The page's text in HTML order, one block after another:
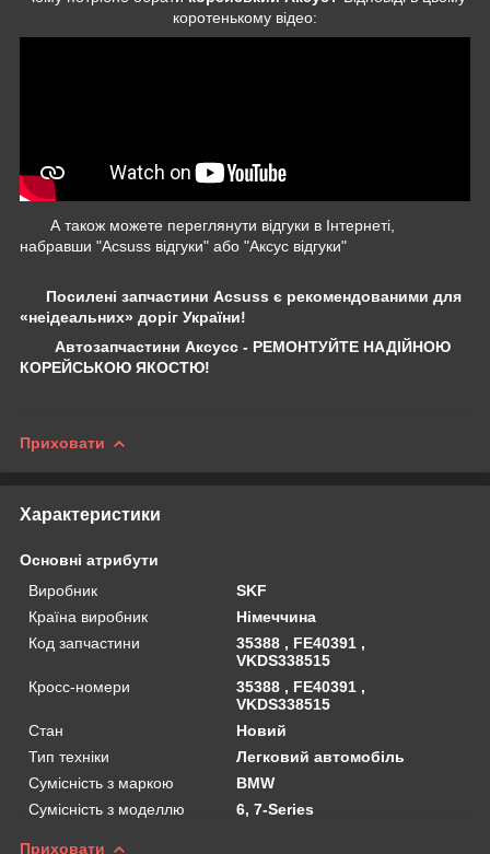
коротенькому відео:
А також можете переглянути відгуки в Інтернеті,
набравши "Acsuss відгуки" або "Аксус відгуки"
Посилені запчастини Acsuss є рекомендованими для
«неідеальних» доріг України!
Автозапчастини Аксусс - РЕМОНТУЙТЕ НАДІЙНОЮ
КОРЕЙСЬКОЮ ЯКОСТЮ!
Приховати
Характеристики
Основні атрибути
Виробник
SKF
Країна виробник
Німеччина
Код запчастини
35388 , FE40391 ,
VKDS338515
Кросс-номери
35388 , FE40391 ,
VKDS338515
Стан
Новий
Тип техніки
Легковий автомобіль
Сумісність з маркою
BMW
Сумісність з моделлю
6, 7-Series
Приховати